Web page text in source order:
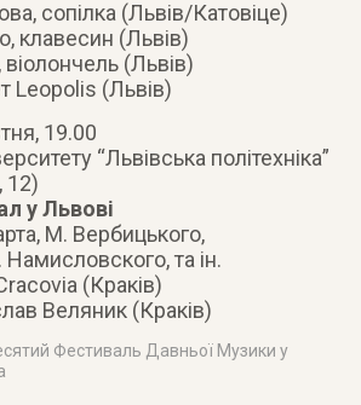
сопілка (Львів/Катовіце)
клавесин (Львів)
(Львів)
Leopolis (Львів)
19.00
“Львівська політехніка”
12)
у Львові
М. Вербицького,
та ін.
(Краків)
Веляник (Краків)
Фестиваль Давньої Музики у